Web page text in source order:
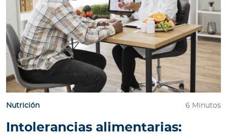
Para Clientes
Para Agentes
Nutrición 6 Minutos
Intolerancias alimentarias: